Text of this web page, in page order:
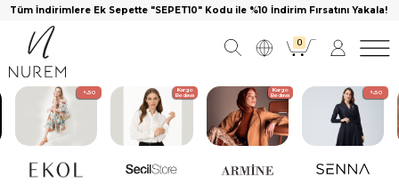
Tüm İndirimlere Ek Sepette "SEPET10" Kodu ile %10 İndirim Fırsatını Yakala!
0
%50 Kargo
Bedava
Kargo
Bedava %50